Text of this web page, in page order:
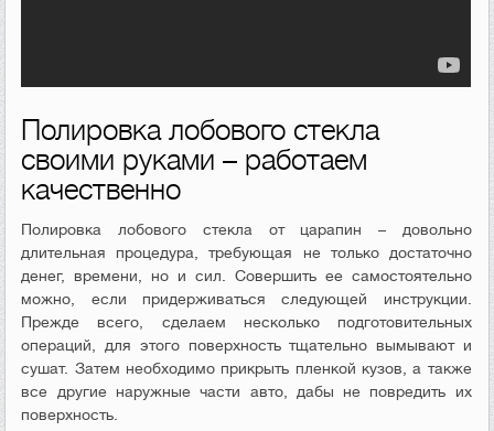
Полировка лобового стекла
своими руками – работаем
качественно
Полировка лобового стекла от царапин – довольно
длительная процедура, требующая не только достаточно
денег, времени, но и сил. Совершить ее самостоятельно
можно, если придерживаться следующей инструкции.
Прежде всего, сделаем несколько подготовительных
операций, для этого поверхность тщательно вымывают и
сушат. Затем необходимо прикрыть пленкой кузов, а также
все другие наружные части авто, дабы не повредить их
поверхность.